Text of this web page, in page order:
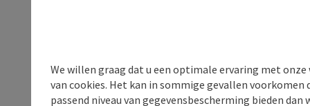
We willen graag dat u een optimale ervaring met
van cookies. Het kan in sommige gevallen voorkomen
passend niveau van gegevensbescherming bieden